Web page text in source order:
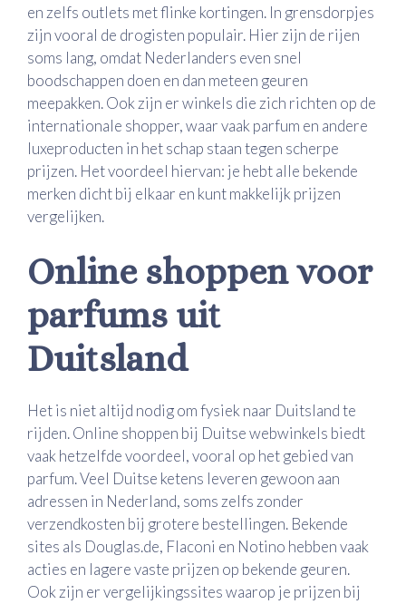
en zelfs outlets met flinke kortingen. In grensdorpjes
zijn vooral de drogisten populair. Hier zijn de rijen
soms lang, omdat Nederlanders even snel
boodschappen doen en dan meteen geuren
meepakken. Ook zijn er winkels die zich richten op de
internationale shopper, waar vaak parfum en andere
luxeproducten in het schap staan tegen scherpe
prijzen. Het voordeel hiervan: je hebt alle bekende
merken dicht bij elkaar en kunt makkelijk prijzen
vergelijken.
Online shoppen voor
parfums uit
Duitsland
Het is niet altijd nodig om fysiek naar Duitsland te
rijden. Online shoppen bij Duitse webwinkels biedt
vaak hetzelfde voordeel, vooral op het gebied van
parfum. Veel Duitse ketens leveren gewoon aan
adressen in Nederland, soms zelfs zonder
verzendkosten bij grotere bestellingen. Bekende
sites als Douglas.de, Flaconi en Notino hebben vaak
acties en lagere vaste prijzen op bekende geuren.
Ook zijn er vergelijkingssites waarop je prijzen bij